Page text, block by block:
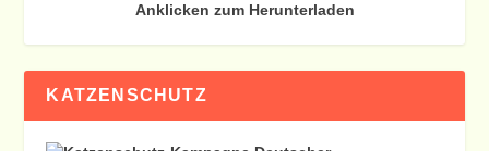
Anklicken zum Herunterladen
KATZENSCHUTZ